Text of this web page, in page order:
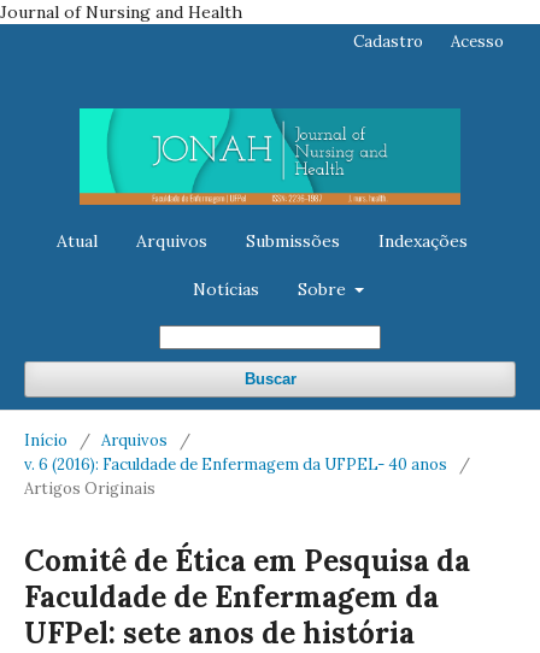
Journal of Nursing and Health
Atual Arquivos Submissões Indexações
Notícias Sobre
Buscar
Cadastro Acesso
Início / Arquivos
/
v. 6 (2016): Faculdade de Enfermagem da UFPEL- 40 anos
/
Artigos Originais
Comitê de Ética em Pesquisa da
Faculdade de Enfermagem da
UFPel: sete anos de história